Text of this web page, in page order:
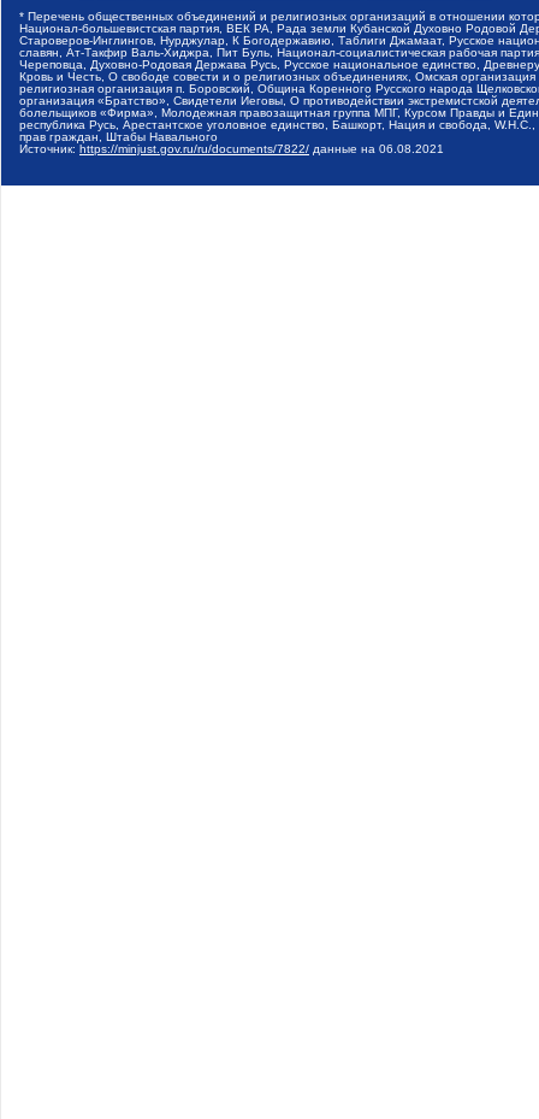
* Перечень общественных объединений и религиозных организаций в отношении
Национал-большевистская партия, ВЕК РА, Рада земли Кубанской Духовно Родовой
Староверов-Инглингов, Нурджулар, К Богодержавию, Таблиги Джамаат, Русское
славян, Ат-Такфир Валь-Хиджра, Пит Буль, Национал-социалистическая рабочая
Череповца, Духовно-Родовая Держава Русь, Русское национальное единство,
Кровь и Честь, О свободе совести и о религиозных объединениях, Омская
религиозная организация п. Боровский, Община Коренного Русского народа
организация «Братство», Свидетели Иеговы, О противодействии экстремистской
болельщиков «Фирма», Молодежная правозащитная группа МПГ, Курсом Правды и
республика Русь, Арестантское уголовное единство, Башкорт, Нация и свобода,
прав граждан, Штабы Навального
Источник: https://minjust.gov.ru/ru/documents/7822/ данные на 06.08.2021